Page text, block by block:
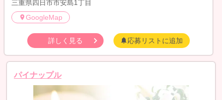
三重県四日市市安島1丁目
GoogleMap
詳しく見る 応募リストに追加
パイナップル